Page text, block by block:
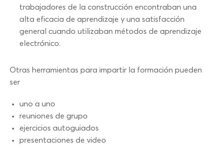
trabajadores de la construcción encontraban una
alta eficacia de aprendizaje y una satisfacción
general cuando utilizaban métodos de aprendizaje
electrónico.
Otras herramientas para impartir la formación pueden
ser
uno a uno
reuniones de grupo
ejercicios autoguiados
presentaciones de video